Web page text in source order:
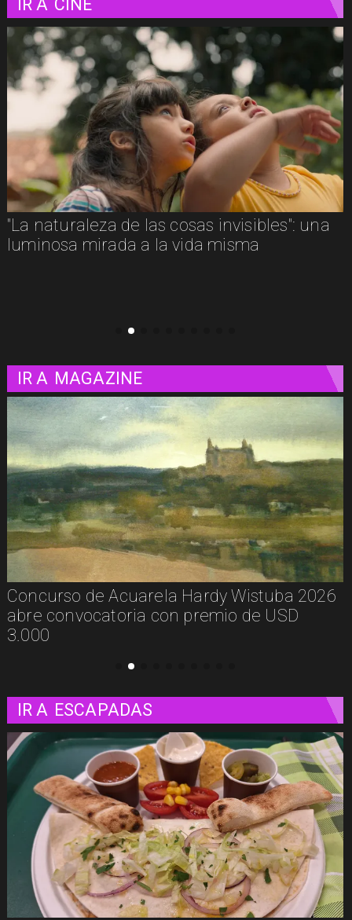
IR A CINE
Adiós a Chuck Russell: el director que
convirtió nuestras pesadillas y fantasías en
IR A MAGAZINE
De la calle a los libros: Pablito Recupera
presenta Psicología Callejera
IR A ESCAPADAS